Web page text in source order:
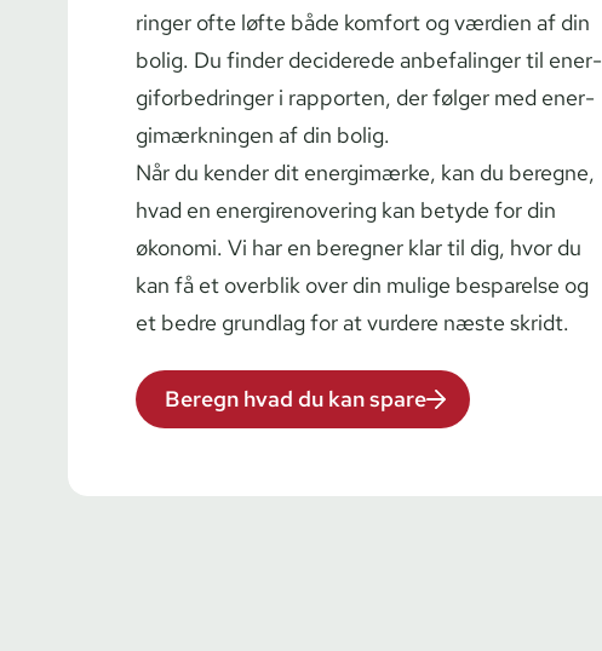
rin­ger ofte løfte både komfort og værdien af din
bolig. Du finder deciderede anbefalinger til ener­
gi­for­bed­rin­ger i rapporten, der følger med ener­
gi­mærk­nin­gen af din bolig.
Når du kender dit energimærke, kan du beregne,
hvad en ener­gi­renove­ring kan betyde for din
økonomi. Vi har en beregner klar til dig, hvor du
kan få et overblik over din mulige besparelse og
et bedre grundlag for at vurdere næste skridt.
Beregn hvad du kan spare